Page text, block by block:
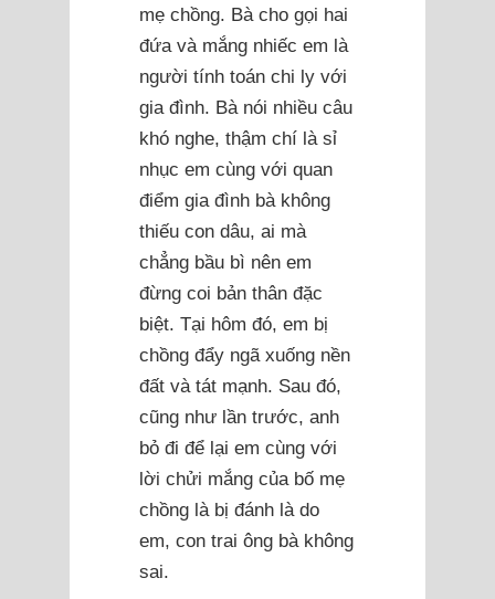
mẹ chồng. Bà cho gọi hai
đứa và mắng nhiếc em là
người tính toán chi ly với
gia đình. Bà nói nhiều câu
khó nghe, thậm chí là sỉ
nhục em cùng với quan
điểm gia đình bà không
thiếu con dâu, ai mà
chẳng bầu bì nên em
đừng coi bản thân đặc
biệt. Tại hôm đó, em bị
chồng đẩy ngã xuống nền
đất và tát mạnh. Sau đó,
cũng như lần trước, anh
bỏ đi để lại em cùng với
lời chửi mắng của bố mẹ
chồng là bị đánh là do
em, con trai ông bà không
sai.